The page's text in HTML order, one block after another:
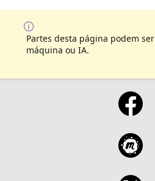
Partes desta página podem
máquina ou IA.